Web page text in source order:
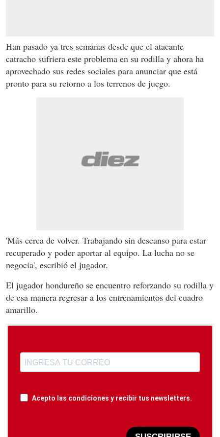
Han pasado ya tres semanas desde que el atacante
catracho sufriera este problema en su rodilla y ahora ha
aprovechado sus redes sociales para anunciar que está
pronto para su retorno a los terrenos de juego.
'Más cerca de volver. Trabajando sin descanso para estar
recuperado y poder aportar al equipo. La lucha no se
negocia', escribió el jugador.
El jugador hondureño se encuentro reforzando su rodilla y
de esa manera regresar a los entrenamientos del cuadro
amarillo.
Acepto las condiciones y recibir tus newsletters.